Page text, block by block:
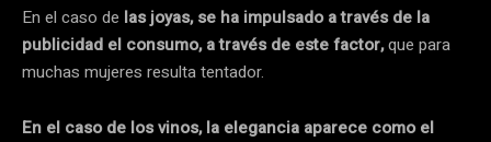
En el caso de las joyas, se ha impulsado a través de la
publicidad el consumo, a través de este factor,que para
muchas mujeres resulta tentador.
En el caso de los vinos, la elegancia aparece como el